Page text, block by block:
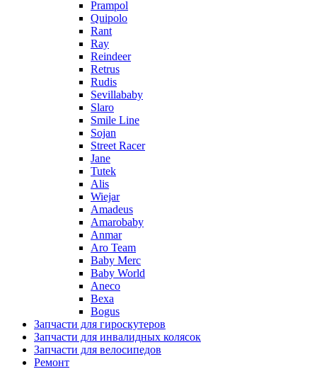
Prampol
Quipolo
Rant
Ray
Reindeer
Retrus
Rudis
Sevillababy
Slaro
Smile Line
Sojan
Street Racer
Jane
Tutek
Alis
Wiejar
Amadeus
Amarobaby
Anmar
Aro Team
Baby Merc
Baby World
Aneco
Bexa
Bogus
Запчасти для гироскутеров
Запчасти для инвалидных колясок
Запчасти для велосипедов
Ремонт